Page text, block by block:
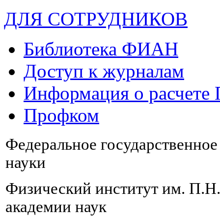
ДЛЯ СОТРУДНИКОВ
Библиотека ФИАН
Доступ к журналам
Информация о
Профком
Федеральное
науки
Физический институт им.
академии наук